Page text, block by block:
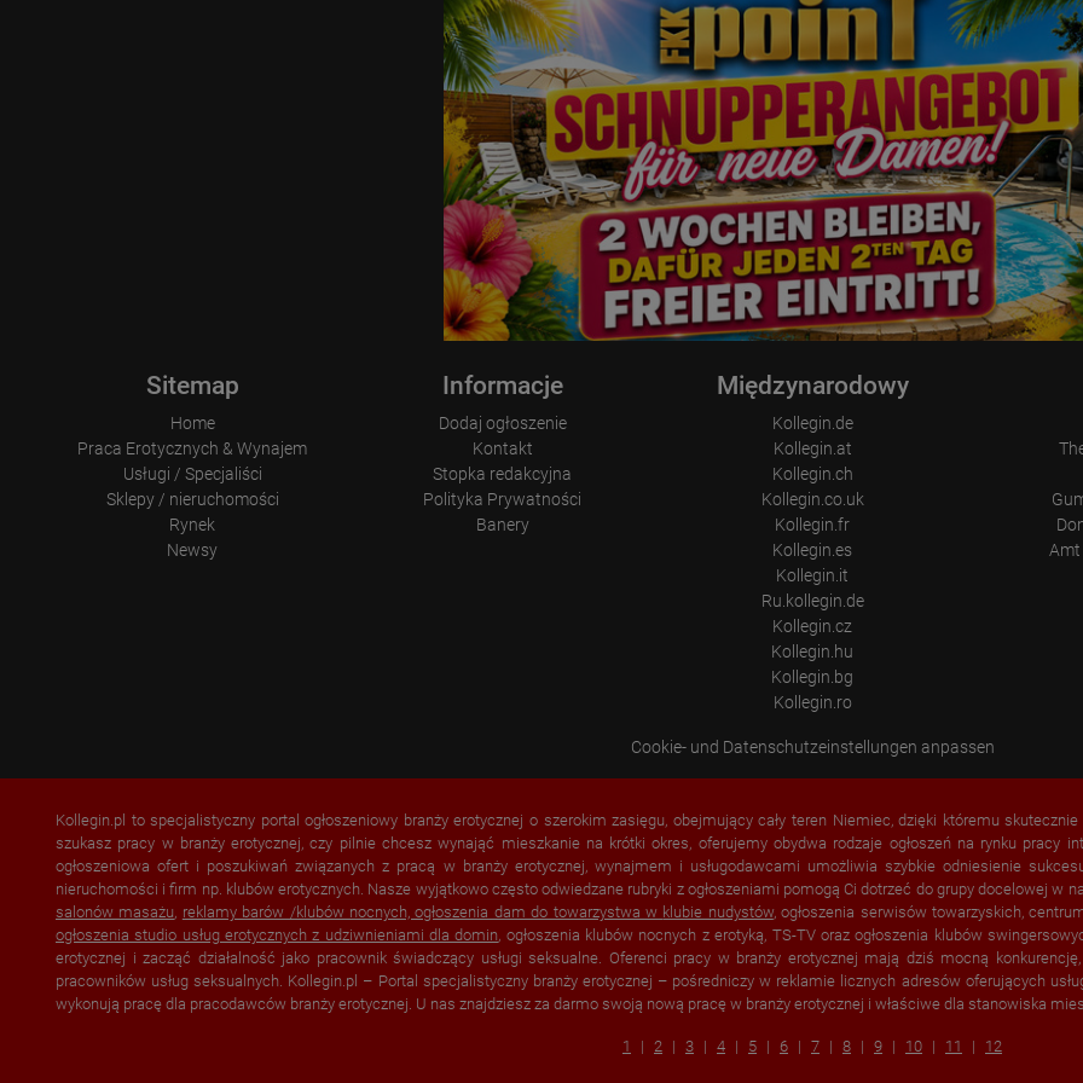
Sitemap
Home
Praca Erotycznych & Wynajem
Usługi / Specjaliści
Sklepy / nieruchomości
Rynek
Newsy
Informacje
Dodaj ogłoszenie
Kontakt
Stopka redakcyjna
Polityka Prywatności
Banery
Międzynarodowy
Kollegin.de
Kollegin.at
Kollegin.ch
Kollegin.co.uk
Kollegin.fr
Kollegin.es
Kollegin.it
Ru.kollegin.de
Kollegin.cz
Kollegin.hu
Kollegin.bg
Kollegin.ro
Amt
Cookie- und Datenschutzeinstellungen anpassen
Kollegin.pl to specjalistyczny portal ogłoszeniowy branży erotycznej o szerokim zasięgu, obejmujący cały teren Niemiec, dzięki któremu
szukasz pracy w branży erotycznej, czy pilnie chcesz wynająć mieszkanie na krótki okres, oferujemy obydwa rodzaje ogłoszeń na rynku pracy
ogłoszeniowa ofert i poszukiwań związanych z pracą w branży erotycznej, wynajmem i usługodawcami umożliwia szybkie odniesienie
nieruchomości i firm np. klubów erotycznych. Nasze wyjątkowo często odwiedzane rubryki z ogłoszeniami pomogą Ci dotrzeć do grupy docelowej w
salonów masażu, reklamy barów /klubów nocnych, ogłoszenia dam do towarzystwa w klubie nudystów, ogłoszenia serwisów towarzyskich,
ogłoszenia studio usług erotycznych z udziwnieniami dla domin, ogłoszenia klubów nocnych z erotyką, TS-TV oraz ogłoszenia klubów
erotycznej i zacząć działalność jako pracownik świadczący usługi seksualne. Oferenci pracy w branży erotycznej mają dziś mocną
pracowników usług seksualnych. Kollegin.pl – Portal specjalistyczny branży erotycznej – pośredniczy w reklamie licznych adresów oferujących
wykonują pracę dla pracodawców branży erotycznej. U nas znajdziesz za darmo swoją nową pracę w branży erotycznej i właściwe dla stanowiska
1 2 3 4 5 6 7 8 9 10 11 12